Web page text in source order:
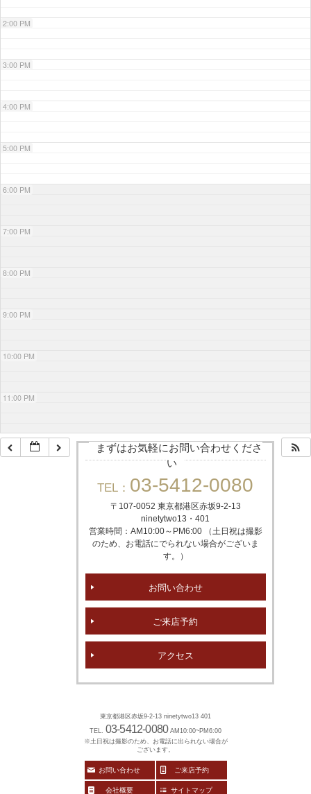
2:00 PM
3:00 PM
4:00 PM
5:00 PM
6:00 PM
7:00 PM
8:00 PM
9:00 PM
10:00 PM
11:00 PM
まずはお気軽にお問い合わせくださ
い
TEL： 03-5412-0080
〒107-0052 東京都港区赤坂9-2-13
ninetytwo13・401
営業時間：AM10:00～PM6:00 （土日祝は撮影
のため、お電話にでられない場合がございま
す。）
お問い合わせ
ご来店予約
アクセス
東京都港区赤坂9-2-13 ninetytwo13 401
TEL. 03-5412-0080 AM10:00~PM6:00
※土日祝は撮影のため、お電話に出られない場合が
ございます。
お問い合わせ ご来店予約
会社概要 サイトマップ